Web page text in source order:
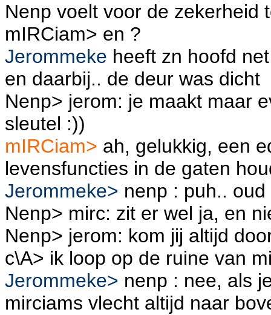
Nenp voelt voor de zekerheid
mIRCiam> en ?
Jerommeke heeft zn hoofd
en daarbij.. de deur was dicht
Nenp> jerom: je maakt maar
sleutel :))
mIRCiam> ah, gelukkig, een
levensfuncties in de gaten
Jerommeke> nenp : puh..
Nenp> mirc: zit er wel ja, en
Nenp> jerom: kom jij altijd
c\A> ik loop op de ruine van
Jerommeke> nenp : nee, als
mirciams vlecht altijd naar